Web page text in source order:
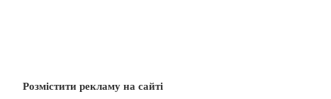
Розмістити рекламу на сайті